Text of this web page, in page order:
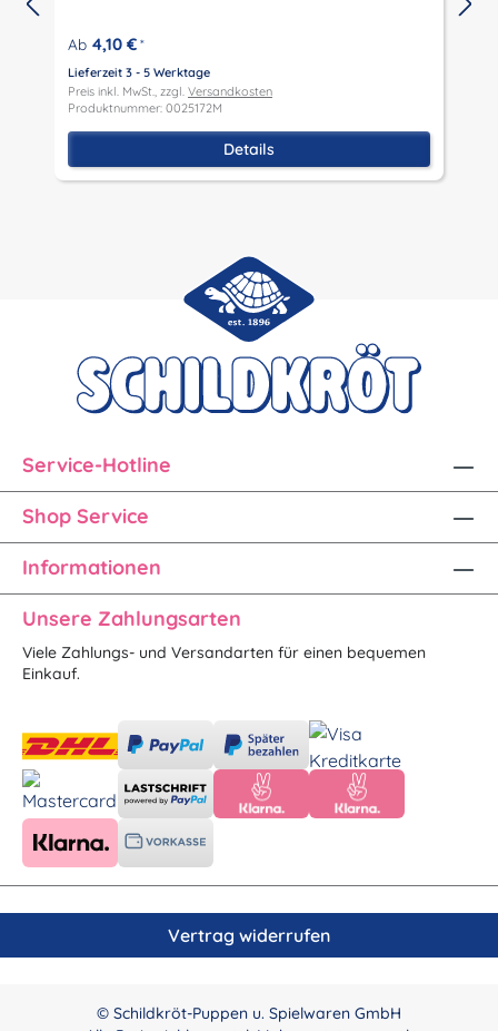
Ab 4,10 € *
Lieferzeit 3 - 5 Werktage
Preis inkl. MwSt., zzgl. Versandkosten
Produktnummer: 0025172M
Details
Service-Hotline
Shop Service
Informationen
Unsere Zahlungsarten
Viele Zahlungs- und Versandarten für einen bequemen
Einkauf.
Vertrag widerrufen
© Schildkröt-Puppen u. Spielwaren GmbH